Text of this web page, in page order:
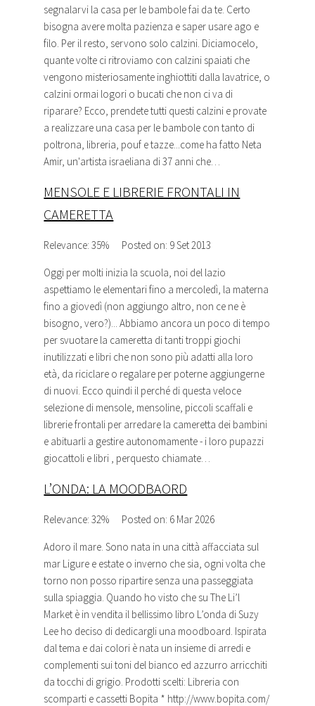
segnalarvi la casa per le bambole fai da te. Certo
bisogna avere molta pazienza e saper usare ago e
filo. Per il resto, servono solo calzini. Diciamocelo,
quante volte ci ritroviamo con calzini spaiati che
vengono misteriosamente inghiottiti dalla lavatrice, o
calzini ormai logori o bucati che non ci va di
riparare? Ecco, prendete tutti questi calzini e provate
a realizzare una casa per le bambole con tanto di
poltrona, libreria, pouf e tazze...come ha fatto Neta
Amir, un'artista israeliana di 37 anni che…
MENSOLE E LIBRERIE FRONTALI IN
CAMERETTA
Relevance: 35% Posted on: 9 Set 2013
Oggi per molti inizia la scuola, noi del lazio
aspettiamo le elementari fino a mercoledì, la materna
fino a giovedì (non aggiungo altro, non ce ne è
bisogno, vero?)... Abbiamo ancora un poco di tempo
per svuotare la cameretta di tanti troppi giochi
inutilizzati e libri che non sono più adatti alla loro
età, da riciclare o regalare per poterne aggiungerne
di nuovi. Ecco quindi il perché di questa veloce
selezione di mensole, mensoline, piccoli scaffali e
librerie frontali per arredare la cameretta dei bambini
e abituarli a gestire autonomamente - i loro pupazzi
giocattoli e libri , perquesto chiamate…
L’ONDA: LA MOODBAORD
Relevance: 32% Posted on: 6 Mar 2026
Adoro il mare. Sono nata in una città affacciata sul
mar Ligure e estate o inverno che sia, ogni volta che
torno non posso ripartire senza una passeggiata
sulla spiaggia. Quando ho visto che su The Li’l
Market è in vendita il bellissimo libro L’onda di Suzy
Lee ho deciso di dedicargli una moodboard. Ispirata
dal tema e dai colori è nata un insieme di arredi e
complementi sui toni del bianco ed azzurro arricchiti
da tocchi di grigio. Prodotti scelti: Libreria con
scomparti e cassetti Bopita * http://www.bopita.com/